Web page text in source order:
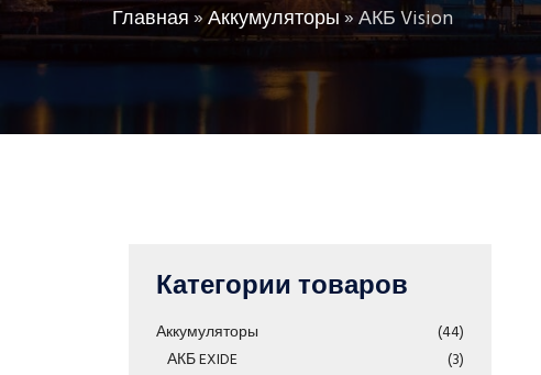
Главная»Аккумуляторы»АКБ Vision
Категории товаров
Аккумуляторы
(44)
АКБ EXIDE
(3)